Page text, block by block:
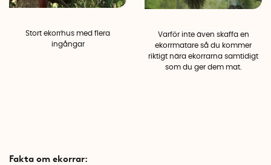
Stort ekorrhus med flera
ingångar
Varför inte även skaffa en
ekorrmatare så du kommer
riktigt nära ekorrarna samtidigt
som du ger dem mat.
Fakta om ekorrar: